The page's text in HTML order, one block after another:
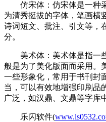
仿宋体：仿宋体是一种采
为清秀挺拔的字体，笔画横
诗词短文、批注、引文等，
分。
美术体：美术体是指一些
般是为了美化版面而采用。
一些形象化，常用于书刊封
当，可以有效地增强印刷品
广泛，如汉鼎、文鼎等字库
乐闪软件(